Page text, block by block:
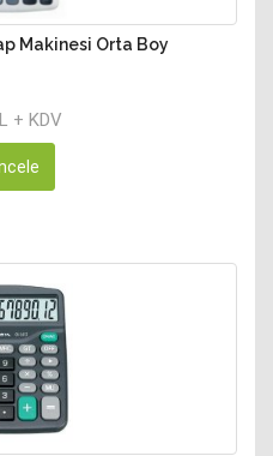
Makinesi Orta Boy
+ KDV